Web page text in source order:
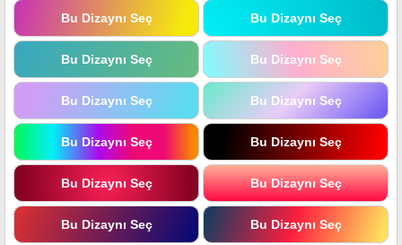
Bu Dizaynı Seç Bu Dizaynı Seç
Bu Dizaynı Seç Bu Dizaynı Seç
Bu Dizaynı Seç Bu Dizaynı Seç
Bu Dizaynı Seç Bu Dizaynı Seç
Bu Dizaynı Seç Bu Dizaynı Seç
Bu Dizaynı Seç Bu Dizaynı Seç